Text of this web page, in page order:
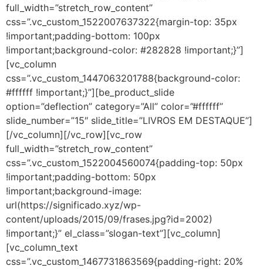
full_width=”stretch_row_content”
css=”.vc_custom_1522007637322{margin-top: 35px
!important;padding-bottom: 100px
!important;background-color: #282828 !important;}”]
[vc_column
css=”.vc_custom_1447063201788{background-color:
#ffffff !important;}”][be_product_slide
option=”deflection” category=”All” color=”#ffffff”
slide_number=”15″ slide_title=”LIVROS EM DESTAQUE”]
[/vc_column][/vc_row][vc_row
full_width=”stretch_row_content”
css=”.vc_custom_1522004560074{padding-top: 50px
!important;padding-bottom: 50px
!important;background-image:
url(https://significado.xyz/wp-
content/uploads/2015/09/frases.jpg?id=2002)
!important;}” el_class=”slogan-text”][vc_column]
[vc_column_text
css=”.vc_custom_1467731863569{padding-right: 20%